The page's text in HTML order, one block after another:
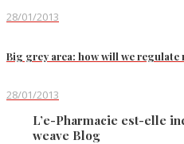
28/01/2013
Big grey area: how will we regulate
28/01/2013
L’e-Pharmacie est-elle
weave Blog